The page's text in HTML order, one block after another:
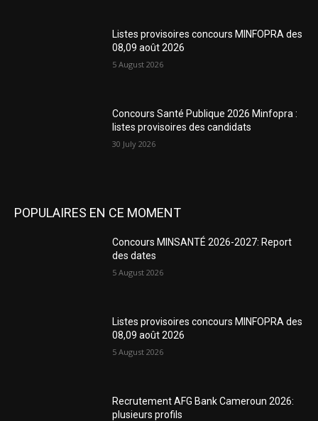
Listes provisoires concours MINFOPRA des
08,09 août 2026
5 August 2026
Concours Santé Publique 2026 Minfopra :
listes provisoires des candidats
30 July 2026
POPULAIRES EN CE MOMENT
Concours MINSANTÉ 2026-2027: Report
des dates
5 August 2026
Listes provisoires concours MINFOPRA des
08,09 août 2026
5 August 2026
Recrutement AFG Bank Cameroun 2026:
plusieurs profils